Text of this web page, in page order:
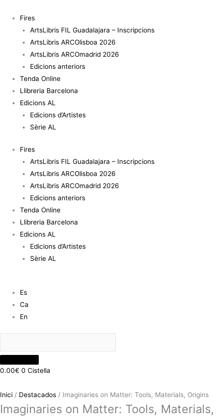
contingut
Fires
ArtsLibris FIL Guadalajara – Inscripcions
ArtsLibris ARCOlisboa 2026
ArtsLibris ARCOmadrid 2026
Edicions anteriors
Tenda Online
Llibreria Barcelona
Edicions AL
Edicions d’Artistes
Sèrie AL
Fires
ArtsLibris FIL Guadalajara – Inscripcions
ArtsLibris ARCOlisboa 2026
ArtsLibris ARCOmadrid 2026
Edicions anteriors
Tenda Online
Llibreria Barcelona
Edicions AL
Edicions d’Artistes
Sèrie AL
Es
Ca
En
0.00€ 0 Cistella
Inici / Destacados / Imaginaries on Matter: Tools, Materials, Origins
Imaginaries on Matter: Tools, Materials,
Imaginaries
Materials,
Origins